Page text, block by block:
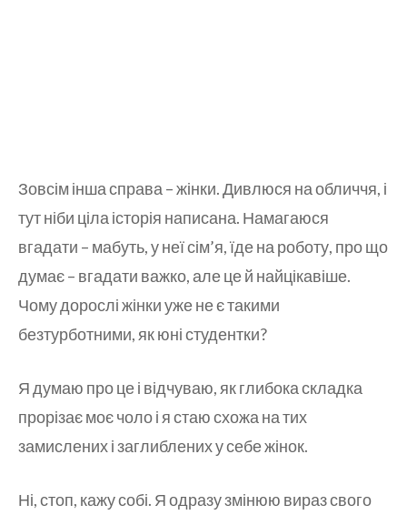
Зовсім інша справа – жінки. Дивлюся на обличчя, і
тут ніби ціла історія написана. Намагаюся
вгадати – мабуть, у неї сім’я, їде на роботу, про що
думає – вгадати важко, але це й найцікавіше.
Чому дорослі жінки уже не є такими
безтурботними, як юні студентки?
Я думаю про це і відчуваю, як глибока складка
прорізає моє чоло і я стаю схожа на тих
замислених і заглиблених у себе жінок.
Ні, стоп, кажу собі. Я одразу змінюю вираз свого